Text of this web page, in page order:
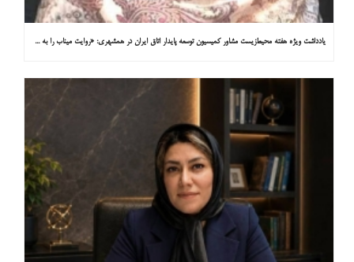
یادداشت ویژه هفته محیط‌زیست مشاور کمیسیون توسعه پایدار اتاق ایران در همشهری: «روایت میناب را به کاپ ۳۱ ببریم»